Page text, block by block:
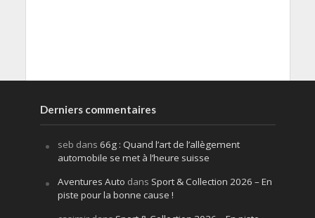
Derniers commentaires
seb dans 66g : Quand l’art de l’allègement
automobile se met à l’heure suisse
Aventures Auto dans Sport & Collection 2026 – En
piste pour la bonne cause !